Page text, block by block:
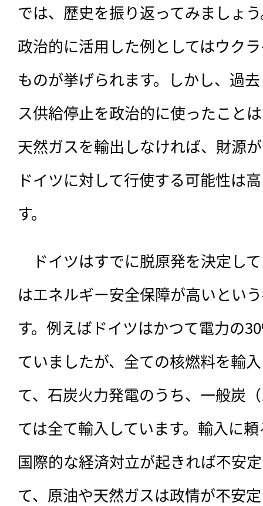
では、歴史を振り返ってみましょ
政治的に活用した例としてはウク
ものが挙げられます。しかし、過
ス供給停止を政治的に使ったこと
天然ガスを輸出しなければ、財源
ドイツに対して行使する可能性は
す。
ドイツはすでに脱原発を決定し
はエネルギー安全保障が高いとい
す。例えばドイツはかつて電力の
ていましたが、全ての核燃料を輸
て、石炭火力発電のうち、一般炭
ては全て輸入しています。輸入に
国際的な経済対立が起きれば不安
て、原油や天然ガスは政情が不安
ログインが必
ログイン
会員登録